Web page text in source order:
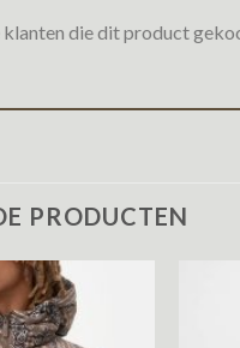
die dit product
PRODUCTEN